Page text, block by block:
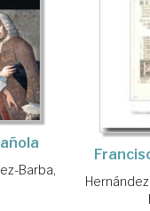
Barba,